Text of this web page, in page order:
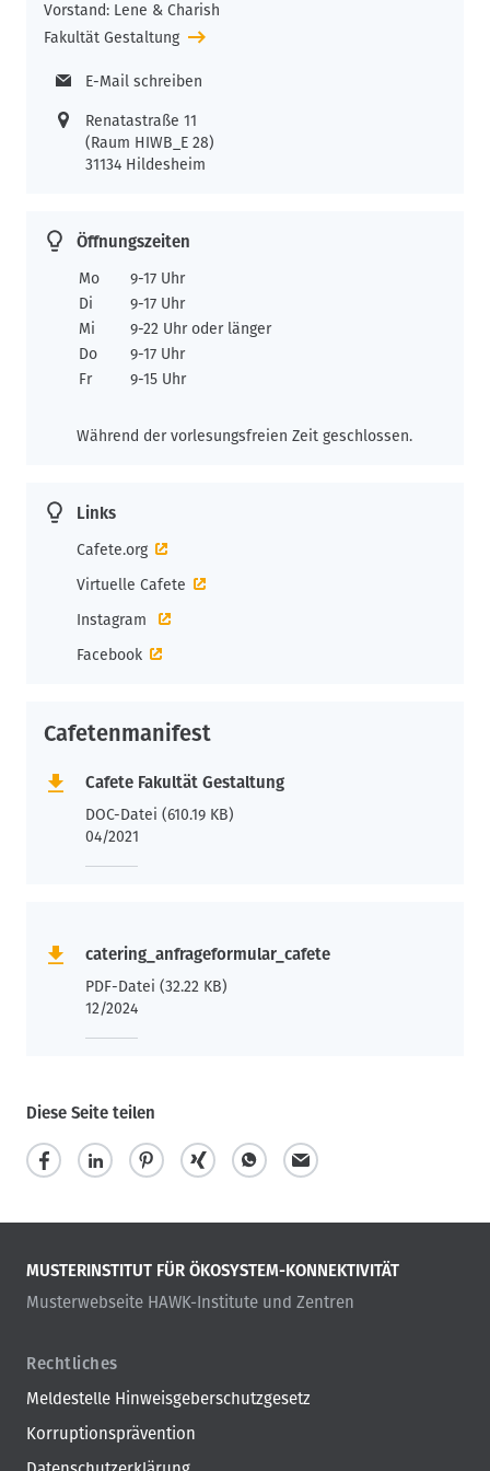
Vorstand: Lene & Charish
Fakultät Gestaltung
E-Mail schreiben
Renatastraße 11
(Raum HIWB_E 28)
31134 Hildesheim
Öffnungszeiten
Mo
9-17 Uhr
Di
9-17 Uhr
Mi
9-22 Uhr oder länger
Do
9-17 Uhr
Fr
9-15 Uhr
Während der vorlesungsfreien Zeit geschlossen.
Links
Cafete.org
Virtuelle Cafete
Instagram
Facebook
Cafetenmanifest
Cafete Fakultät Gestaltung
DOC-Datei (610.19 KB)
04/2021
catering_anfrageformular_cafete
PDF-Datei (32.22 KB)
12/2024
Diese Seite teilen
MUSTERINSTITUT FÜR ÖKOSYSTEM-KONNEKTIVITÄT
Musterwebseite HAWK-Institute und Zentren
Rechtliches
Meldestelle Hinweisgeberschutzgesetz
Korruptionsprävention